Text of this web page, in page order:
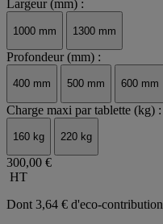
Largeur (mm) :
1000 mm 1300 mm
Profondeur (mm) :
400 mm 500 mm 600 mm
Charge maxi par tablette (kg) :
160 kg 220 kg
300,00 €
HT
Dont 3,64 € d'eco-contribution